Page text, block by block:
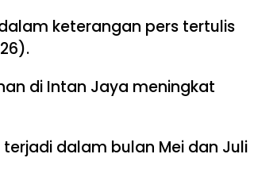
keterangan pers tertulis
di Intan Jaya meningkat
dalam bulan Mei dan Juli